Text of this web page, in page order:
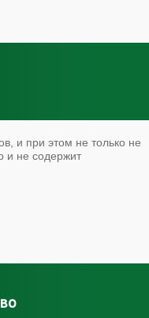
и при этом не только не
и не содержит